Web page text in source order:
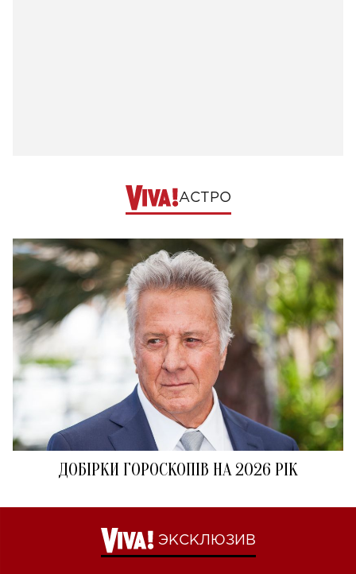
АСТРО
ДОБІРКИ ГОРОСКОПІВ НА 2026 РІК
ЭКСКЛЮЗИВ